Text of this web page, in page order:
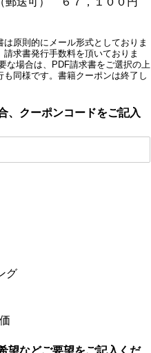
原則的にメール形式としておりま
求書発行手数料を頂いておりま
な場合は、PDF請求書をご選択の上
同様です。書籍クーポンは終了し
、クーポンコードをご記入
グ
望などご要望をご記入くだ